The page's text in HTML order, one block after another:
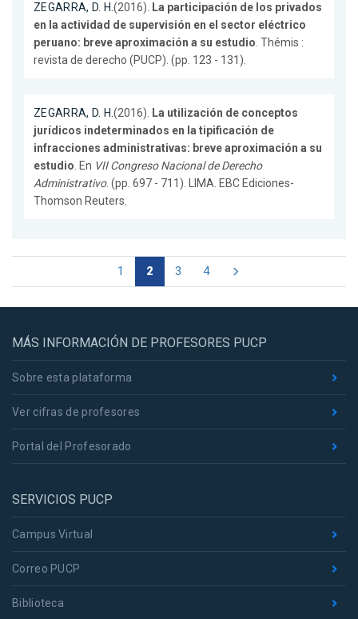
ZEGARRA, D. H.(2016). La participación de los privados
en la actividad de supervisión en el sector eléctrico
peruano: breve aproximación a su estudio. Thémis :
revista de derecho (PUCP). (pp. 123 - 131).
ZEGARRA, D. H.(2016). La utilización de conceptos
jurídicos indeterminados en la tipificación de
infracciones administrativas: breve aproximación a su
estudio. En VII Congreso Nacional de Derecho
Administrativo. (pp. 697 - 711). LIMA. EBC Ediciones-
Thomson Reuters.
1 2 3 4
MÁS INFORMACIÓN DE PROFESORES PUCP
Sobre esta plataforma
Ver cifras de profesores
Portal del Profesorado
SERVICIOS PUCP
Campus Virtual
Correo PUCP
Biblioteca